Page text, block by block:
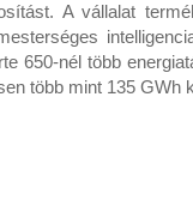
A vállalat
650-nél több
több mint 135 GWh